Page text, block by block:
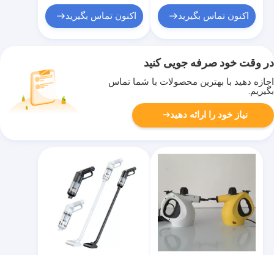
اکنون تماس بگیرید اکنون تماس بگیرید
در وقت خود صرفه جویی کنید
اجازه دهید با بهترین محصولات با شما تماس
بگیریم.
نیاز خود را ارائه دهید